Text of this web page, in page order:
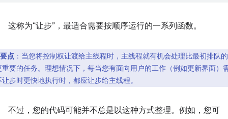
这称为“让步”，最适合需要按顺序运行的一系列函数。
要点 ：当您将控制权让渡给主线程时，主线程就有机会处理比最初排队
重要的任务。理想情况下，每当您有面向用户的工作（例如更新界面）
步时更快地执行时，都应让步给主线程。
不过，您的代码可能并不总是以这种方式整理。例如，您可